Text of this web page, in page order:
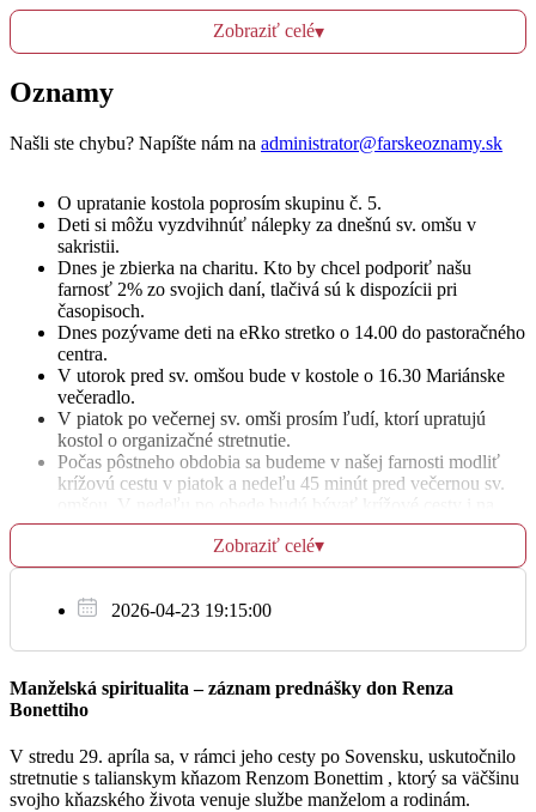
+ manžel, syn, rodičia a súrodenci
St
1.3.
06:30
Poďakovanie za 80 rokov života pre Milku
Jasenskú
Za odpustenie hriechov (kántry
17:30
Za Božiu pomoc a požehnanie pre celú rodinu
Juraja Surniaka
06:30
17:30
+ adorácia
Pi
Zobraziť celé▾
Oznamy
Našli ste chybu? Napíšte nám na administrator@farskeoznamy.sk
O upratanie kostola poprosím skupinu č. 5.
Deti si môžu vyzdvihnúť nálepky za dnešnú sv. omšu v
sakristii.
Dnes je zbierka na charitu. Kto by chcel podporiť našu
farnosť 2% zo svojich daní, tlačivá sú k dispozícii pri
časopisoch.
Dnes pozývame deti na eRko stretko o 14.00 do pastoračného
centra.
V utorok pred sv. omšou bude v kostole o 16.30 Mariánske
večeradlo.
V piatok po večernej sv. omši prosím ľudí, ktorí upratujú
kostol o organizačné stretnutie.
Počas pôstneho obdobia sa budeme v našej farnosti modliť
krížovú cestu v piatok a nedeľu 45 minút pred večernou sv.
omšou. V nedeľu po obede budú bývať krížové cesty i na
Kalvárii – rozpis je na nástenke.
Tento týždeň si spomíname na 50. výročie vysvätenia o.
biskupa Mons. Jozefa Feranca, spomeňme si na jeho dušu v
Zobraziť celé▾
2026-04-23 19:15:00
Manželská spiritualita – záznam prednášky don Renza
Bonettiho
V stredu 29. apríla sa, v rámci jeho cesty po Sovensku, uskutočnilo
stretnutie s talianskym kňazom Renzom Bonettim , ktorý sa väčšinu
svojho kňazského života venuje službe manželom a rodinám.